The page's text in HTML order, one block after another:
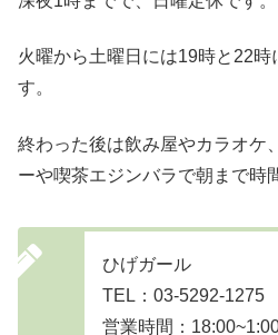
火曜から土曜日には19時と22時
す。
終わった後は飲み屋やカラオケ
ーや喫茶エジンバラで朝まで時
ひげガール
TEL：03-5292-1275
営業時間：